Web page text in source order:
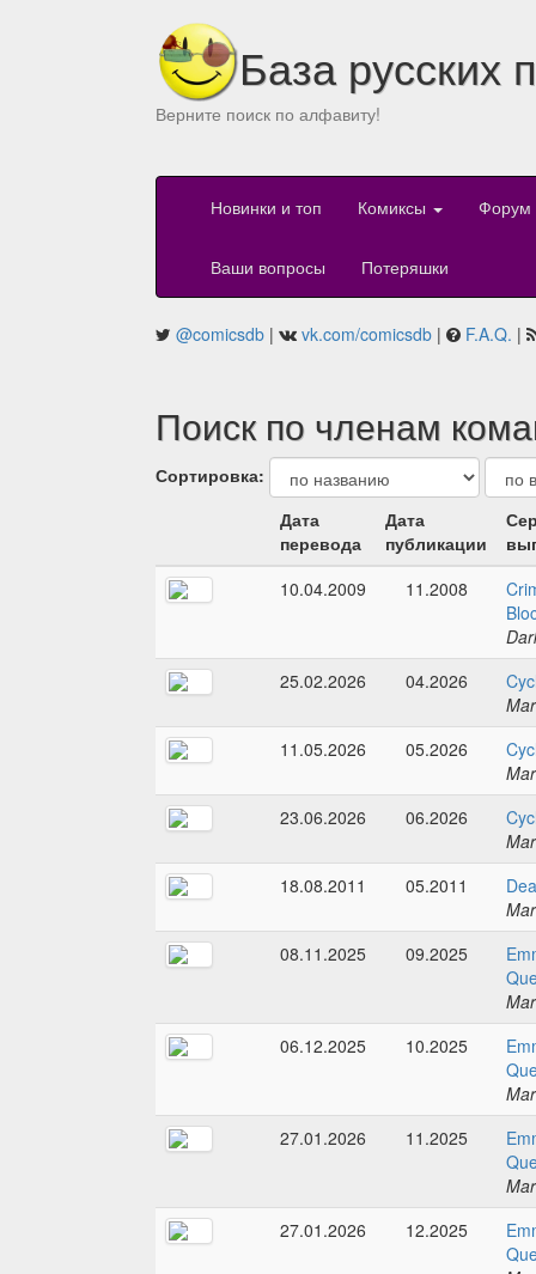
База русских
Верните поиск по алфавиту!
Новинки и топ Комиксы Форум
Ваши вопросы Потеряшки
@comicsdb | vk.com/comicsdb | F.A.Q. |
Поиск по членам
Сортировка:
Дата
перевода
Дата
публикации
10.04.2009
11.2008
25.02.2026
04.2026
11.05.2026
05.2026
23.06.2026
06.2026
18.08.2011
05.2011
08.11.2025
09.2025
06.12.2025
10.2025
27.01.2026
11.2025
27.01.2026
12.2025